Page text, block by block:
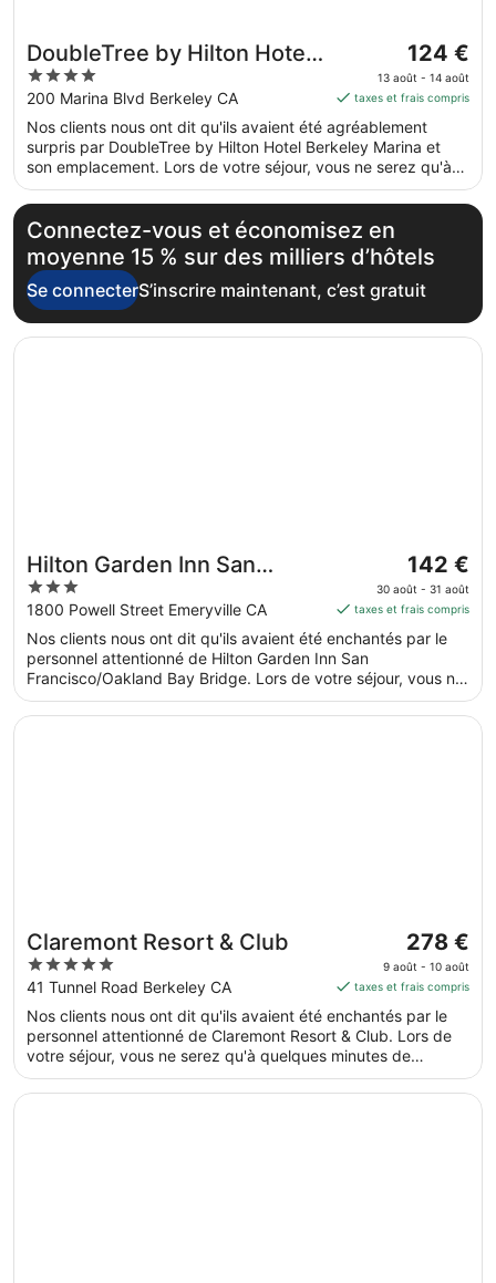
DoubleTree by Hilton Hotel
Berkeley Marina
4
out
of
5
200 Marina Blvd Berkeley CA
Le
prix
est
de 124 €
par
nuit
du 13
août
août.
124 €
13 août - 14 août
taxes et frais compris
Nos clients nous ont dit qu'ils avaient été agréablement
surpris par DoubleTree by Hilton Hotel Berkeley Marina et
son emplacement. Lors de votre séjour, vous ne serez qu'à
quelques minutes de marche de Baie de San Francisco.
Dans cet hébergement, vous profiterez de prestations de
choix comme l'accès Wi-Fi à Internet gratuit et une piscine
couverte, sans oublier un restaurant.
Connectez-vous et économisez en
moyenne 15 % sur des milliers d’hôtels
Se connecterS’inscrire maintenant, c’est gratuit
Hilton Garden Inn San
Francisco/Oakland Bay
Bridge
3
out
of
5
1800 Powell Street Emeryville CA
Le
prix
est
de 142 €
par
nuit
août
142 €
30 août - 31 août
taxes et frais compris
Nos clients nous ont dit qu'ils avaient été enchantés par le
personnel attentionné de Hilton Garden Inn San
Francisco/Oakland Bay Bridge. Lors de votre séjour, vous ne
serez qu'à quelques minutes de marche de Baie de San
Francisco. Dans cet hébergement, vous profiterez de
S’ouvre dans une nouvelle fenêtre
Hilton Garden Inn San Francisco/Oakland Bay Bridge
Claremont Resort & Club
5
out
of
5
41 Tunnel Road Berkeley CA
Le
prix
est
de 278 €
par
nuit
août
278 €
9 août - 10 août
taxes et frais compris
Nos clients nous ont dit qu'ils avaient été enchantés par le
personnel attentionné de Claremont Resort & Club. Lors de
votre séjour, vous ne serez qu'à quelques minutes de
marche de Université de Californie à Berkeley. 3 des
piscines extérieures, 3 des restaurants et 3 des bars sont
S’ouvre dans une nouvelle fenêtre
Claremont Resort & Club
S’ouvre dans une nouvelle fenêtre
Sonesta Emeryville - San Francisco Bay Bridge